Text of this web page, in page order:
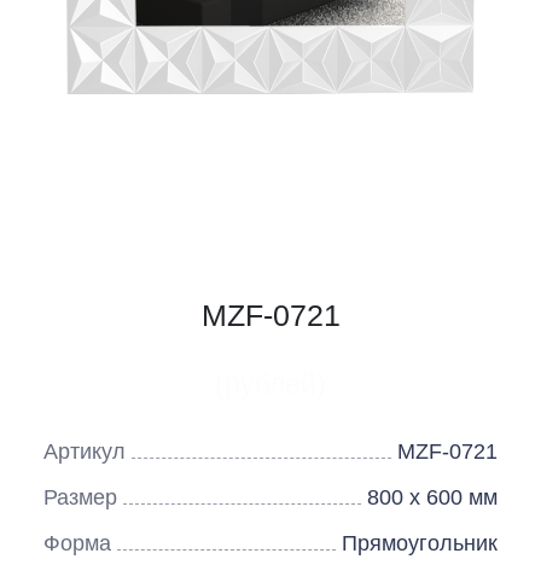
MZF-0721
Артикул
MZF-0721
Размер
800 х 600 мм
Форма
Прямоугольник